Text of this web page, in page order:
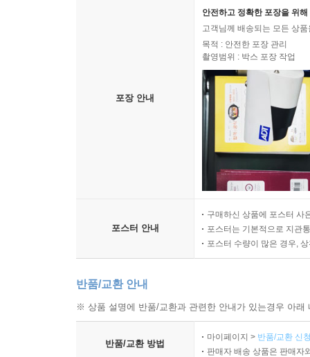
포장 안내
안전하고 정확한 포장을 위
고객님께 배송되는 모든 상
목적 : 안전한 포장 관리
촬영범위 : 박스 포장 작업
포스터 안내
구매하신 상품에 포스터 사
포스터는 기본적으로 지관
포스터 수량이 많은 경우,
반품/교환 안내
※ 상품 설명에 반품/교환과 관련한 안내가 있는경우 아
반품/교환 방법
마이페이지 > 반품/교환 신
판매자 배송 상품은 판매자